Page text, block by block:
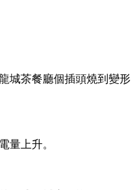
城茶餐廳個插頭燒到變
量上升。